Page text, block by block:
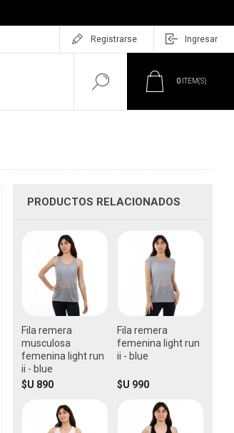
Registrarse Ingresar
0 ITEM(S)
PRODUCTOS RELACIONADOS
Fila remera
musculosa
femenina light run
ii - blue
$U 890
Fila remera
femenina light run
ii - blue
$U 990